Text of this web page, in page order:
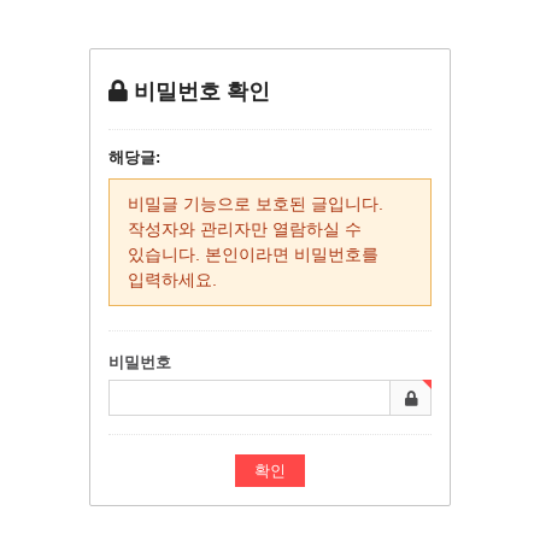
비밀번호 확인
해당글:
비밀글 기능으로 보호된 글입니다.
작성자와 관리자만 열람하실 수
있습니다. 본인이라면 비밀번호를
입력하세요.
비밀번호